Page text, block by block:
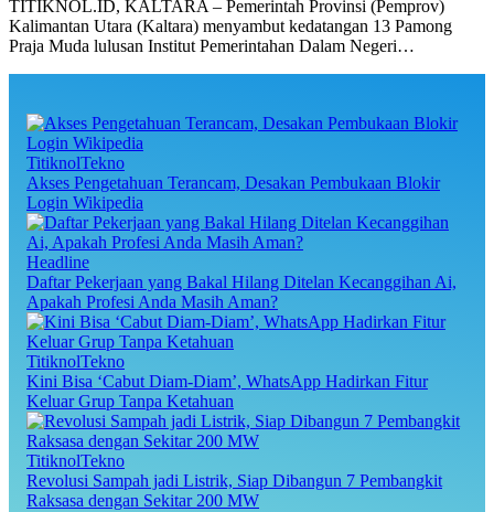
TITIKNOL.ID, KALTARA – Pemerintah Provinsi (Pemprov)
Kalimantan Utara (Kaltara) menyambut kedatangan 13 Pamong
Praja Muda lulusan Institut Pemerintahan Dalam Negeri…
TitiknolTekno
Akses Pengetahuan Terancam, Desakan Pembukaan Blokir
Login Wikipedia
Headline
Daftar Pekerjaan yang Bakal Hilang Ditelan Kecanggihan Ai,
Apakah Profesi Anda Masih Aman?
TitiknolTekno
Kini Bisa ‘Cabut Diam-Diam’, WhatsApp Hadirkan Fitur
Keluar Grup Tanpa Ketahuan
TitiknolTekno
Revolusi Sampah jadi Listrik, Siap Dibangun 7 Pembangkit
Raksasa dengan Sekitar 200 MW